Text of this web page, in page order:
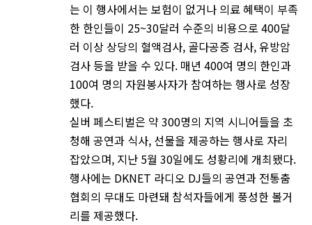
는 이 행사에서는 보험이 없거나 의료 혜택이 부족
한 한인들이 25~30달러 수준의 비용으로 400달
러 이상 상당의 혈액검사, 골다공증 검사, 유방암
검사 등을 받을 수 있다. 매년 400여 명의 한인과
100여 명의 자원봉사자가 참여하는 행사로 성장
했다.
실버 페스티벌은 약 300명의 지역 시니어들을 초
청해 공연과 식사, 선물을 제공하는 행사로 자리
잡았으며, 지난 5월 30일에도 성황리에 개최됐다.
행사에는 DKNET 라디오 DJ들의 공연과 전통춤
협회의 무대도 마련돼 참석자들에게 풍성한 볼거
리를 제공했다.